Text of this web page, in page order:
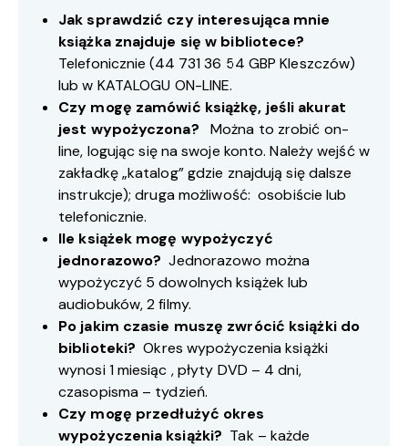
Jak sprawdzić czy interesująca mnie
książka znajduje się w bibliotece?
Telefonicznie (44 731 36 54 GBP Kleszczów)
lub w KATALOGU ON-LINE.
Czy mogę zamówić książkę, jeśli akurat
jest wypożyczona?
Można to zrobić on-
line, logując się na swoje konto. Należy wejść w
zakładkę „katalog” gdzie znajdują się dalsze
instrukcje); druga możliwość: osobiście lub
telefonicznie.
Ile książek mogę wypożyczyć
jednorazowo?Jednorazowo można
wypożyczyć 5 dowolnych książek lub
audiobuków, 2 filmy.
Po jakim czasie muszę zwrócić książki do
biblioteki? Okres wypożyczenia książki
wynosi 1 miesiąc , płyty DVD – 4 dni,
czasopisma – tydzień.
Czy mogę przedłużyć okres
wypożyczenia książki? Tak – każde